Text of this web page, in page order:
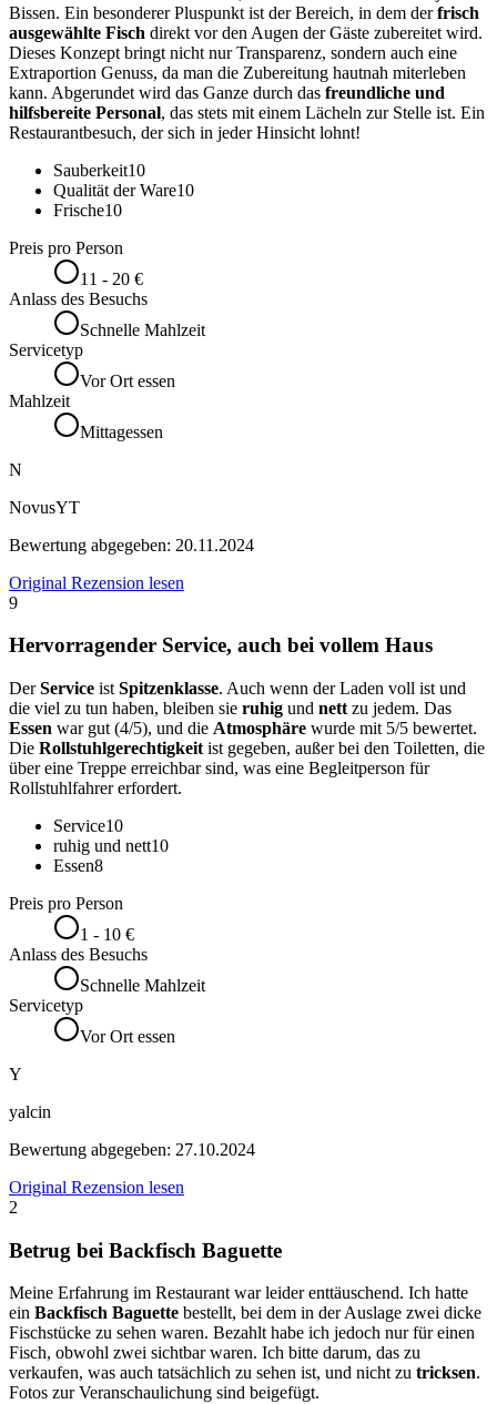
Bissen. Ein besonderer Pluspunkt ist der Bereich, in dem derfrisch
ausgewählte Fisch direkt vor den Augen der Gäste zubereitet wird.
Dieses Konzept bringt nicht nur Transparenz, sondern auch eine
Extraportion Genuss, da man die Zubereitung hautnah miterleben
kann. Abgerundet wird das Ganze durch das freundliche und
hilfsbereite Personal, das stets mit einem Lächeln zur Stelle ist. Ein
Restaurantbesuch, der sich in jeder Hinsicht lohnt!
Sauberkeit10
Qualität der Ware10
Frische10
Preis pro Person
11 - 20 €
Anlass des Besuchs
Schnelle Mahlzeit
Servicetyp
Vor Ort essen
Mahlzeit
Mittagessen
N
NovusYT
Bewertung abgegeben: 20.11.2024
Original Rezension lesen
9
Hervorragender Service, auch bei vollem Haus
DerService ist Spitzenklasse. Auch wenn der Laden voll ist und
die viel zu tun haben, bleiben sie ruhig und nett zu jedem. Das
Essen war gut (4/5), und die Atmosphäre wurde mit 5/5 bewertet.
Die Rollstuhlgerechtigkeit ist gegeben, außer bei den Toiletten, die
über eine Treppe erreichbar sind, was eine Begleitperson für
Rollstuhlfahrer erfordert.
Service10
ruhig und nett10
Essen8
Preis pro Person
1 - 10 €
Anlass des Besuchs
Schnelle Mahlzeit
Servicetyp
Vor Ort essen
Y
yalcin
Bewertung abgegeben: 27.10.2024
Original Rezension lesen
2
Betrug bei Backfisch Baguette
Meine Erfahrung im Restaurant war leider enttäuschend. Ich hatte
ein Backfisch Baguette bestellt, bei dem in der Auslage zwei dicke
Fischstücke zu sehen waren. Bezahlt habe ich jedoch nur für einen
Fisch, obwohl zwei sichtbar waren. Ich bitte darum, das zu
verkaufen, was auch tatsächlich zu sehen ist, und nicht zu tricksen.
Fotos zur Veranschaulichung sind beigefügt.